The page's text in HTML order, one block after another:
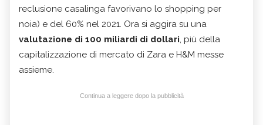
reclusione casalinga favorivano lo shopping per
noia) e del 60% nel 2021. Ora si aggira su una
valutazione di 100 miliardi di dollari, più della
capitalizzazione di mercato di Zara e H&M messe
assieme.
Continua a leggere dopo la pubblicità